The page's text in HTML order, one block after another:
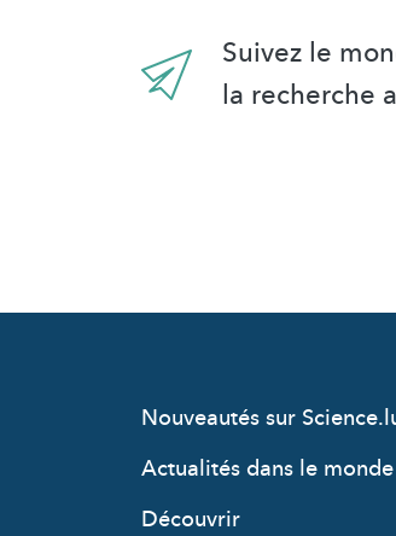
Suivez le
la recherche
Nouveautés sur
Actualités dans le monde
Découvrir